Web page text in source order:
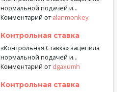
нормальной подачей и...
Комментарий отalanmonkey
Контрольная ставка
«Контрольная Ставка» зацепила
нормальной подачей и...
Комментарий отdgaxumh
Контрольная ставка